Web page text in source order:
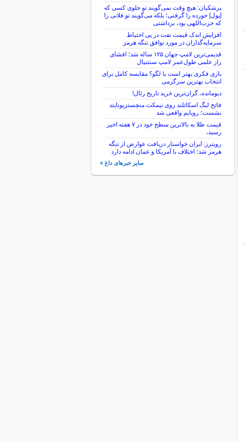
پزشکیان: هیچ وقت نمی‌گویند تو جلوی کسی که
[پول] خورده را گرفتی؛ بلکه می‌گویند تو فلانی را
که حزب‌اللهی بود، برداشتی
افزایش اندک قیمت نفت در پی احتیاط
سرمایه‌گذاران در مورد توافق تنگه هرمز
قدیمی‌ترین لامپ جهان ۱۲۵ ساله شد؛ افشای
راز علمی طول‌عمر لامپ سنتنیال
بازی فکری بهتر است یا لگو؟ مقایسه کامل برای
انتخاب بهترین سرگرمی
دیومانده، گران‌ترین خرید تاریخ رئال!
فاتح لیگ اسکاتلند روی نیمکت منچستریونایتد
نشست؛ رویایم واقعی شد
قیمت طلا به بالاترین سطح خود در ۷ هفته اخیر
رسید،
رویترز: ایران خواستار دریافت عوارض از تنگه
هرمز شد؛ اختلاف با آمریکا و عمان ادامه دارد
سایر خبرهای داغ »